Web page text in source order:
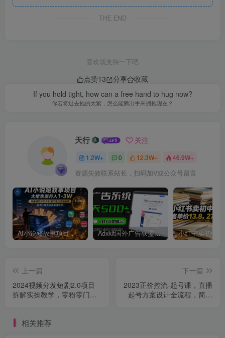
THE END
喜欢就支持一下吧
点赞13 分享
收藏
If you hold tight, how can a free hand to hug now?
你若将过去抱的太紧，怎么能腾出手来拥抱现在？
天行 关注
1.2W+ 0 12.3W+ 46.9W+
资源失效联系站长，扫码加V或公众号留言
AI小说短故事项目，大佬亲测月入1-3W，零基础教你用AI批量产出优质短故事，实现一稿多吃多渠道变现 Adxkit国外广告联盟系统，一天上500+广告，让你的投放更加高效简单！
上一篇
2024视频分发短剧2.0项目
拆解实操教学，零粉零门槛
下一篇
2023正价控流-起号课，直播
起号方案设计全流程，简单
相关推荐